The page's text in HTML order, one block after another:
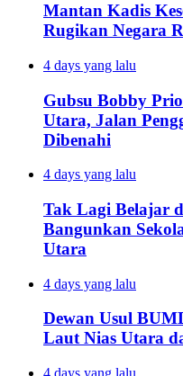
Mantan Kadis
Rugikan Negara
4 days yang lalu
Gubsu Bobby
Utara, Jalan
Dibenahi
4 days yang lalu
Tak Lagi Belajar
Bangunkan
Utara
4 days yang lalu
Dewan Usul
Laut Nias Utara